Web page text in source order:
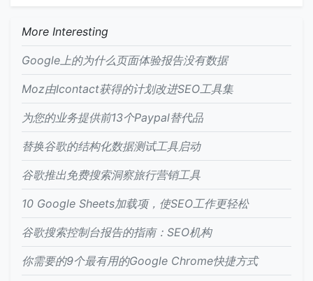
More Interesting
Google上的为什么页面体验报告没有数据
Moz由Icontact获得的计划改进SEO工具集
为您的业务提供前13个Paypal替代品
替换谷歌的结构化数据测试工具启动
谷歌推出免费搜索洞察旅行营销工具
10 Google Sheets加载项，使SEO工作更轻松
谷歌搜索控制台报告的指南：SEO机构
你需要的9个最有用的Google Chrome快捷方式